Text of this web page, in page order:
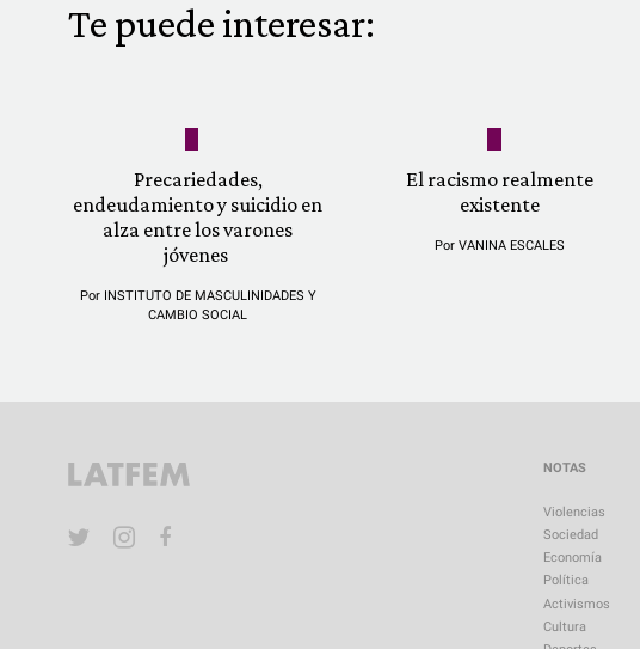
Te puede interesar:
Precariedades,
endeudamiento y suicidio en
alza entre los varones
jóvenes
Por INSTITUTO DE MASCULINIDADES Y
CAMBIO SOCIAL
El racismo realmente
existente
PorVANINA ESCALES
NOTAS
Violencias
Sociedad
Economía
Política
Activismos
Cultura